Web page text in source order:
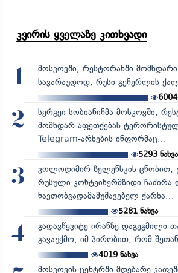
კვირის ყველაზე კითხვადი
1
მოსკოვში, რესტორანში მომხდარი
სავარაუდოდ, რუსი გენერლის
6004
2
სერგეი სობიანინმა მოსკოვში,
მომხდარ აფეთქებას
Telegram-არხების ინფორმაც...
5293ნახვა
3
ვოლოდიმირ ზელენსკის ცნობით,
რუსული კონტეინერმზიდი ჩაძირა
ნავთობგადამამუშავებელ ქარხა...
5281ნახვა
4
გადავწყვიტე ირანზე დაგეგმილი
გავაუქმო, იმ პირობით, რომ
4019ნახვა
მოსკოვის ცენტრში მდებარე